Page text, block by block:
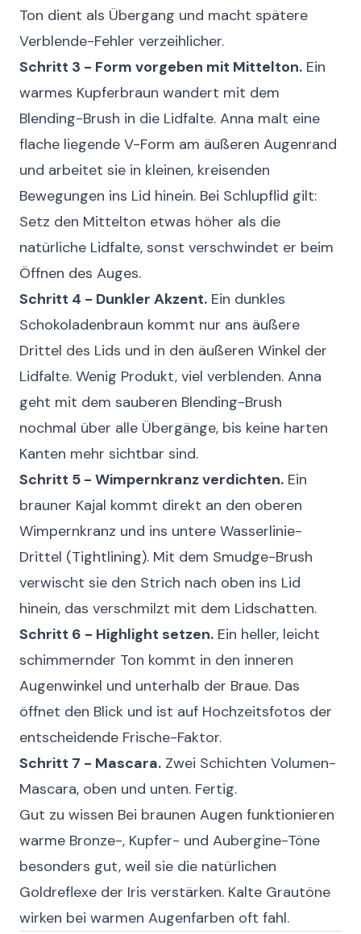
Ton dient als Übergang und macht spätere
Verblende-Fehler verzeihlicher.
Schritt 3 - Form vorgeben mit Mittelton. Ein
warmes Kupferbraun wandert mit dem
Blending-Brush in die Lidfalte. Anna malt eine
flache liegende V-Form am äußeren Augenrand
und arbeitet sie in kleinen, kreisenden
Bewegungen ins Lid hinein. Bei Schlupflid gilt:
Setz den Mittelton etwas höher als die
natürliche Lidfalte, sonst verschwindet er beim
Öffnen des Auges.
Schritt 4 - Dunkler Akzent. Ein dunkles
Schokoladenbraun kommt nur ans äußere
Drittel des Lids und in den äußeren Winkel der
Lidfalte. Wenig Produkt, viel verblenden. Anna
geht mit dem sauberen Blending-Brush
nochmal über alle Übergänge, bis keine harten
Kanten mehr sichtbar sind.
Schritt 5 - Wimpernkranz verdichten. Ein
brauner Kajal kommt direkt an den oberen
Wimpernkranz und ins untere Wasserlinie-
Drittel (Tightlining). Mit dem Smudge-Brush
verwischt sie den Strich nach oben ins Lid
hinein, das verschmilzt mit dem Lidschatten.
Schritt 6 - Highlight setzen. Ein heller, leicht
schimmernder Ton kommt in den inneren
Augenwinkel und unterhalb der Braue. Das
öffnet den Blick und ist auf Hochzeitsfotos der
entscheidende Frische-Faktor.
Schritt 7 - Mascara. Zwei Schichten Volumen-
Mascara, oben und unten. Fertig.
Gut zu wissen Bei braunen Augen funktionieren
warme Bronze-, Kupfer- und Aubergine-Töne
besonders gut, weil sie die natürlichen
Goldreflexe der Iris verstärken. Kalte Grautöne
wirken bei warmen Augenfarben oft fahl.